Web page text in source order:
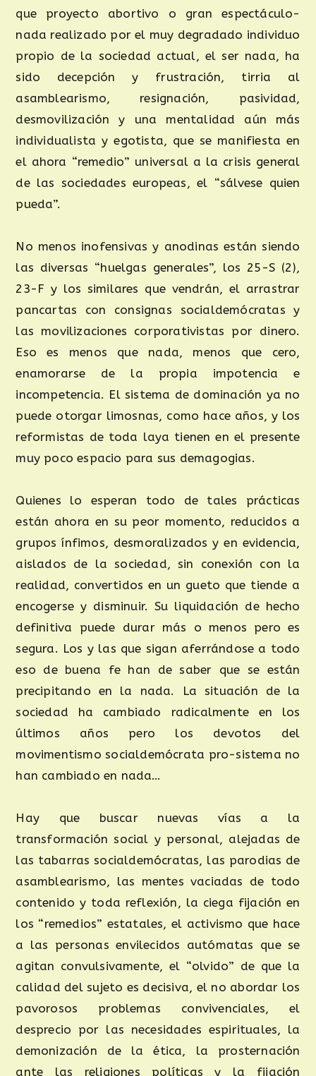
que proyecto abortivo o gran espectáculo-
nada realizado por el muy degradado individuo
propio de la sociedad actual, el ser nada, ha
sido decepción y frustración, tirria al
asamblearismo, resignación, pasividad,
desmovilización y una mentalidad aún más
individualista y egotista, que se manifiesta en
el ahora “remedio” universal a la crisis general
de las sociedades europeas, el “sálvese quien
pueda”.
No menos inofensivas y anodinas están siendo
las diversas “huelgas generales”, los 25-S (2),
23-F y los similares que vendrán, el arrastrar
pancartas con consignas socialdemócratas y
las movilizaciones corporativistas por dinero.
Eso es menos que nada, menos que cero,
enamorarse de la propia impotencia e
incompetencia. El sistema de dominación ya no
puede otorgar limosnas, como hace años, y los
reformistas de toda laya tienen en el presente
muy poco espacio para sus demagogias.
Quienes lo esperan todo de tales prácticas
están ahora en su peor momento, reducidos a
grupos ínfimos, desmoralizados y en evidencia,
aislados de la sociedad, sin conexión con la
realidad, convertidos en un gueto que tiende a
encogerse y disminuir. Su liquidación de hecho
definitiva puede durar más o menos pero es
segura. Los y las que sigan aferrándose a todo
eso de buena fe han de saber que se están
precipitando en la nada. La situación de la
sociedad ha cambiado radicalmente en los
últimos años pero los devotos del
movimentismo socialdemócrata pro-sistema no
han cambiado en nada…
Hay que buscar nuevas vías a la
transformación social y personal, alejadas de
las tabarras socialdemócratas, las parodias de
asamblearismo, las mentes vaciadas de todo
contenido y toda reflexión, la ciega fijación en
los “remedios” estatales, el activismo que hace
a las personas envilecidos autómatas que se
agitan convulsivamente, el “olvido” de que la
calidad del sujeto es decisiva, el no abordar los
pavorosos problemas convivenciales, el
desprecio por las necesidades espirituales, la
demonización de la ética, la prosternación
ante las religiones políticas y la fijación